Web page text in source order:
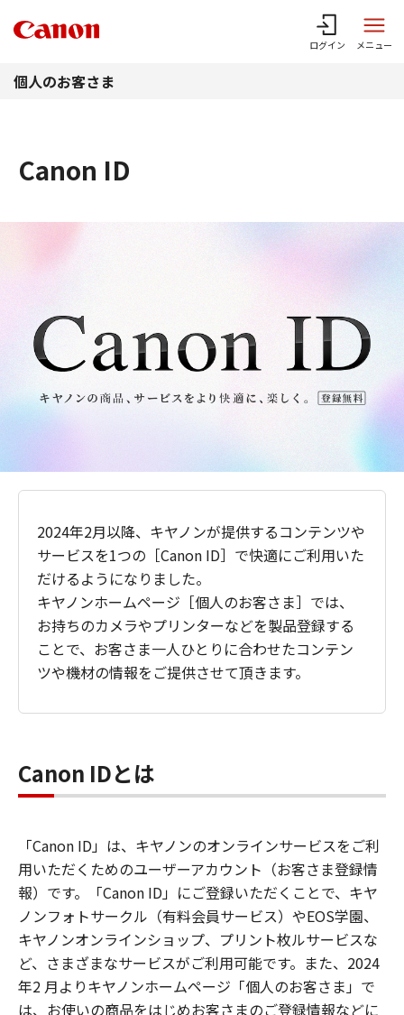
ログイン メニュー
個人のお客さま
Canon ID
2024年2月以降、キヤノンが提供するコンテンツや
サービスを1つの［Canon ID］で快適にご利用いた
だけるようになりました。
キヤノンホームページ［個人のお客さま］では、
お持ちのカメラやプリンターなどを製品登録する
ことで、お客さま一人ひとりに合わせたコンテン
ツや機材の情報をご提供させて頂きます。
Canon IDとは
「Canon ID」は、キヤノンのオンラインサービスをご利
用いただくためのユーザーアカウント（お客さま登録情
報）です。「Canon ID」にご登録いただくことで、キヤ
ノンフォトサークル（有料会員サービス）やEOS学園、
キヤノンオンラインショップ、プリント枚ルサービスな
ど、さまざまなサービスがご利用可能です。また、2024
年2 月よりキヤノンホームページ「個人のお客さま」で
は、お使いの商品をはじめお客さまのご登録情報などに